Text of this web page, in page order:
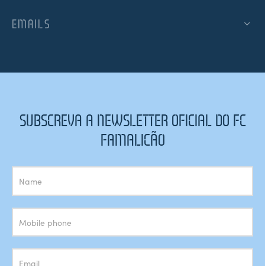
EMAILS
SUBSCREVA A NEWSLETTER OFICIAL DO FC
FAMALICÃO
Subscrição
Newsletter